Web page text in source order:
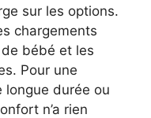
sur les options.
chargements
bébé et les
Pour une
longue durée ou
n’a rien